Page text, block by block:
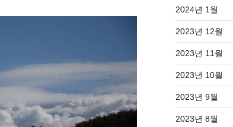
2024년 1월
2023년 12월
2023년 11월
2023년 10월
2023년 9월
2023년 8월